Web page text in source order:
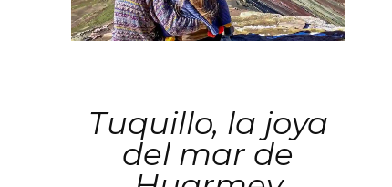
Tuquillo, la joya
del mar de